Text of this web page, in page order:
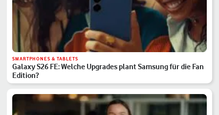
SMARTPHONES & TABLETS
Galaxy S26 FE: Welche Upgrades plant Samsung für die Fan
Edition?